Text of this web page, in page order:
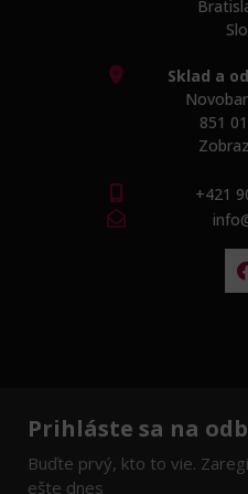
Sklad a
851
+421
Prihláste sa na
Buďte prvý, kto to vie.
ešte dnes